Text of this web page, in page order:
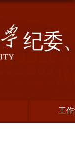
纪委
工